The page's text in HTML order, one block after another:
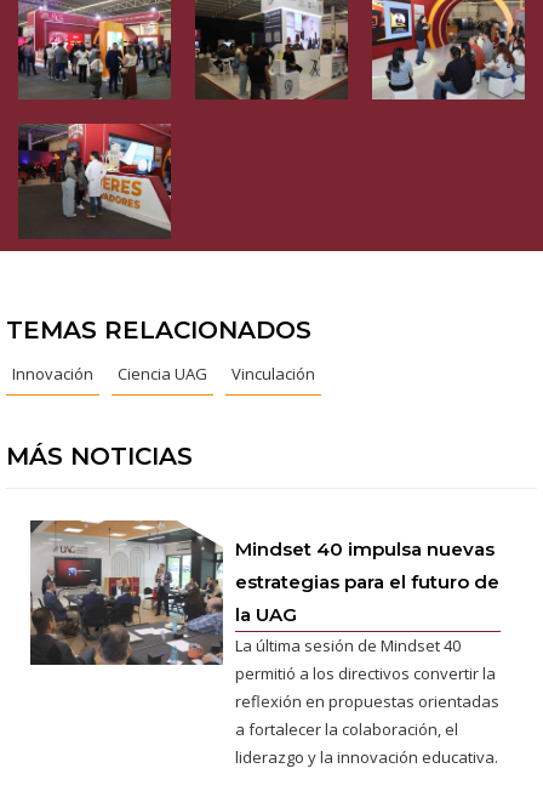
TEMAS RELACIONADOS
Innovación Ciencia UAG Vinculación
MÁS NOTICIAS
Mindset 40 impulsa nuevas
estrategias para el futuro de
la UAG
La última sesión de Mindset 40
permitió a los directivos convertir la
reflexión en propuestas orientadas
a fortalecer la colaboración, el
liderazgo y la innovación educativa.